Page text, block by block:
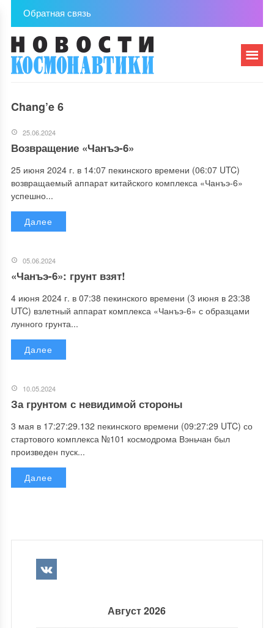
Обратная связь
Chang’e 6
25.06.2024
Возвращение «Чанъэ-6»
25 июня 2024 г. в 14:07 пекинского времени (06:07 UTC)
возвращаемый аппарат китайского комплекса «Чанъэ-6»
успешно...
Далее
05.06.2024
«Чанъэ-6»: грунт взят!
4 июня 2024 г. в 07:38 пекинского времени (3 июня в 23:38
UTC) взлетный аппарат комплекса «Чанъэ-6» с образцами
лунного грунта...
Далее
10.05.2024
За грунтом с невидимой стороны
3 мая в 17:27:29.132 пекинского времени (09:27:29 UTC) со
стартового комплекса №101 космодрома Вэньчан был
произведен пуск...
Далее
Август 2026